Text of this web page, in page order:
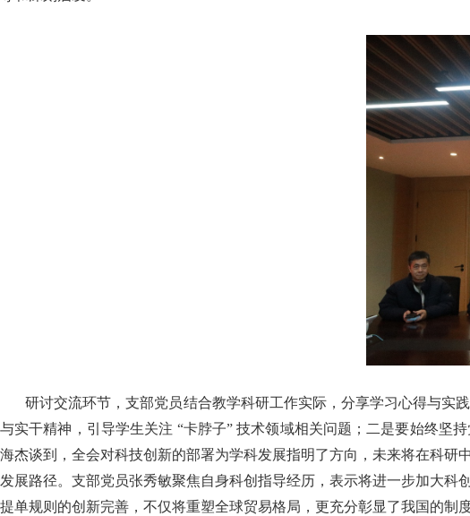
研讨交流环节，支部党员结合教学科研工作实际，分享学习心得与实
与实干精神，引导学生关注 “卡脖子” 技术领域相关问题；二是要始终坚
海杰谈到，全会对科技创新的部署为学科发展指明了方向，未来将在科
发展路径。支部党员张秀敏聚焦自身科创指导经历，表示将进一步加大
提单规则的创新完善，不仅将重塑全球贸易格局，更充分彰显了我国的